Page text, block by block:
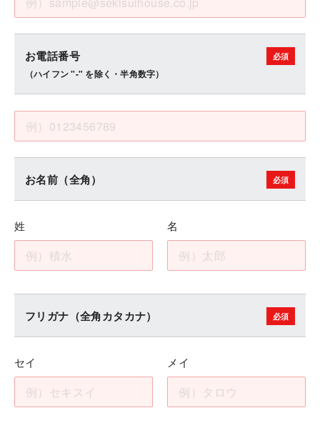
お電話番号
（ハイフン "-" を除く・半角数字）
お名前（全角）
姓 名
フリガナ（全角カタカナ）
セイ メイ